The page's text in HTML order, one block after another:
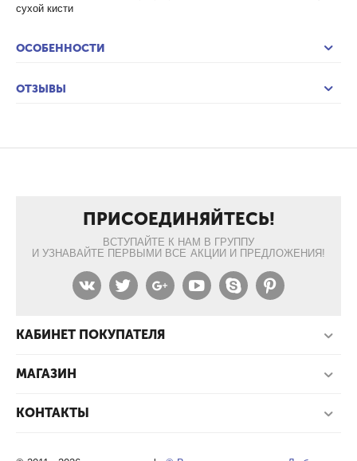
сухой кисти
ОСОБЕННОСТИ
ОТЗЫВЫ
ПРИСОЕДИНЯЙТЕСЬ!
ВСТУПАЙТЕ К НАМ В ГРУППУ
И УЗНАВАЙТЕ ПЕРВЫМИ ВСЕ АКЦИИ И ПРЕДЛОЖЕНИЯ!
КАБИНЕТ ПОКУПАТЕЛЯ
МАГАЗИН
КОНТАКТЫ